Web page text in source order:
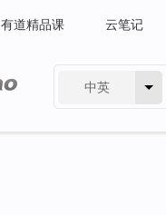
有道精品课 云笔记
中英